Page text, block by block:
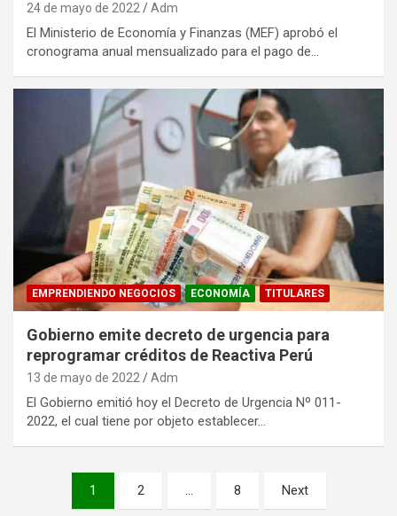
24 de mayo de 2022 Adm
El Ministerio de Economía y Finanzas (MEF) aprobó el
cronograma anual mensualizado para el pago de…
EMPRENDIENDO NEGOCIOS ECONOMÍA TITULARES
Gobierno emite decreto de urgencia para
reprogramar créditos de Reactiva Perú
13 de mayo de 2022 Adm
El Gobierno emitió hoy el Decreto de Urgencia Nº 011-
2022, el cual tiene por objeto establecer…
Paginación
1 2 … 8 Next